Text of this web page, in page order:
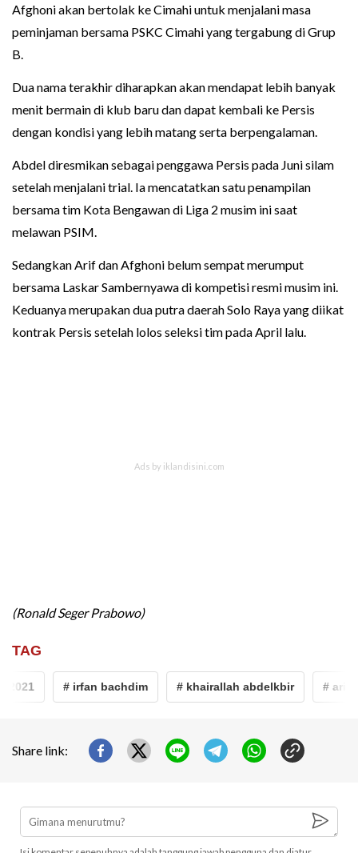
Afghoni akan bertolak ke Cimahi untuk menjalani masa
peminjaman bersama PSKC Cimahi yang tergabung di Grup
B.
Dua nama terakhir diharapkan akan mendapat lebih banyak
menit bermain di klub baru dan dapat kembali ke Persis
dengan kondisi yang lebih matang serta berpengalaman.
Abdel diresmikan sebagai penggawa Persis pada Juni silam
setelah menjalani trial. Ia mencatatkan satu penampilan
bersama tim Kota Bengawan di Liga 2 musim ini saat
melawan PSIM.
Sedangkan Arif dan Afghoni belum sempat merumput
bersama Laskar Sambernyawa di kompetisi resmi musim ini.
Keduanya merupakan dua putra daerah Solo Raya yang diikat
kontrak Persis setelah lolos seleksi tim pada April lalu.
(Ronald Seger Prabowo)
TAG
# irfan bachdim # khairallah abdelkbir # arif
Share link: